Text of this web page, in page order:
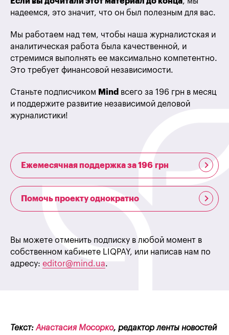
надеемся, это значит, что он был полезным для вас.
Мы работаем над тем, чтобы наша журналистская и
аналитическая работа была качественной, и
стремимся выполнять ее максимально компетентно.
Это требует финансовой независимости.
Станьте подписчиком Mind всего за 196 грн в месяц
и поддержите развитие независимой деловой
журналистики!
Ежемесячная поддержка за 196 грн
Помочь проекту однократно
Вы можете отменить подписку в любой момент в
собственном кабинете LIQPAY, или написав нам по
адресу: editor@mind.ua.
Текст:Анастасия Мосорко, редактор ленты новостей